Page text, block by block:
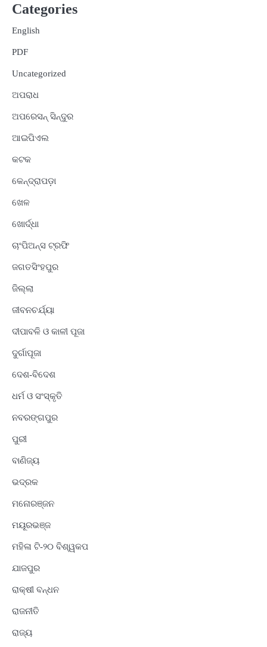
Categories
English
PDF
Uncategorized
ଅପରାଧ
ଅପରେସନ୍ ସିନ୍ଦୁର
ଆଇପିଏଲ
କଟକ
କେନ୍ଦ୍ରାପଡ଼ା
ଖେଳ
ଖୋର୍ଦ୍ଧା
ଚାଂପିଅନ୍ସ ଟ୍ରଫି
ଜଗତସିଂହପୁର
ଜିଲ୍ଲା
ଜୀବନଚର୍ଯ୍ୟା
ଦୀପାବଳି ଓ କାଳୀ ପୂଜା
ଦୁର୍ଗାପୂଜା
ଦେଶ-ବିଦେଶ
ଧର୍ମ ଓ ସଂସ୍କୃତି
ନବରଙ୍ଗପୁର
ପୁରୀ
ବାଣିଜ୍ୟ
ଭଦ୍ରକ
ମନୋରଞ୍ଜନ
ମୟୂରଭଞ୍ଜ
ମହିଳା ଟି-୨୦ ବିଶ୍ୱକପ
ଯାଜପୁର
ରାକ୍ଷୀ ବନ୍ଧନ
ରାଜନୀତି
ରାଜ୍ୟ